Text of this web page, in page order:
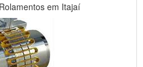
em Itajaí